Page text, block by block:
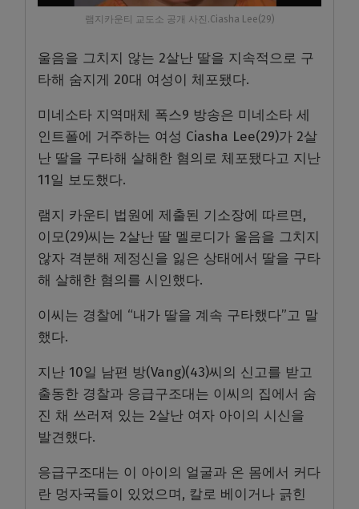
램지카운티 교도소 공개 사진.Ciasha Lee(29)
울음을 그치지 않는 2살난 딸을 지속적으로 구
타해 숨지게 20대 여성이 체포됐다.
미네소타 지역매체 폭스9 방송은 미네소타 세
인트폴에 거주하는 여성 Ciasha Lee(29)가 2살
난 딸을 구타해 살해한 혐의로 체포됐다고 지난
11일 보도했다.
램지 카운티 법원에 제출된 기소장에 따르면,
이모(29)씨는 2살난 딸 멜로디가 울음을 그치지
않자 격분해 제정신을 잃은 상태에서 딸을 구타
해 살해한 혐의를 시인했다.
이씨는 경찰에 “내가 딸을 계속 구타했다”고 말
했다.
지난 10일 남편 방(Vang)(43)씨의 신고를 받고
출동한 경찰과 응급구조대는 이씨의 집에서 숨
진 채 쓰러져 있는 2살난 여자 아이의 시신을
발견했다.
응급구조대는 이 아이의 얼굴과 온 몸에서 커다
란 멍자국들이 있었으며, 칼로 베이거나 긁힌